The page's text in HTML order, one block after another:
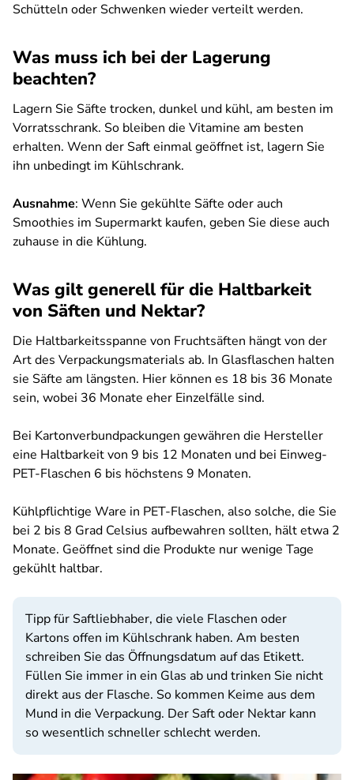
Schütteln oder Schwenken wieder verteilt werden.
Was muss ich bei der Lagerung
beachten?
Lagern Sie Säfte trocken, dunkel und kühl, am besten im
Vorratsschrank. So bleiben die Vitamine am besten
erhalten. Wenn der Saft einmal geöffnet ist, lagern Sie
ihn unbedingt im Kühlschrank.
Ausnahme: Wenn Sie gekühlte Säfte oder auch
Smoothies im Supermarkt kaufen, geben Sie diese auch
zuhause in die Kühlung.
Was gilt generell für die Haltbarkeit
von Säften und Nektar?
Die Haltbarkeitsspanne von Fruchtsäften hängt von der
Art des Verpackungsmaterials ab. In Glasflaschen halten
sie Säfte am längsten. Hier können es 18 bis 36 Monate
sein, wobei 36 Monate eher Einzelfälle sind.
Bei Kartonverbundpackungen gewähren die Hersteller
eine Haltbarkeit von 9 bis 12 Monaten und bei Einweg-
PET-Flaschen 6 bis höchstens 9 Monaten.
Kühlpflichtige Ware in PET-Flaschen, also solche, die Sie
bei 2 bis 8 Grad Celsius aufbewahren sollten, hält etwa 2
Monate. Geöffnet sind die Produkte nur wenige Tage
gekühlt haltbar.
Tipp für Saftliebhaber, die viele Flaschen oder
Kartons offen im Kühlschrank haben. Am besten
schreiben Sie das Öffnungsdatum auf das Etikett.
Füllen Sie immer in ein Glas ab und trinken Sie nicht
direkt aus der Flasche. So kommen Keime aus dem
Mund in die Verpackung. Der Saft oder Nektar kann
so wesentlich schneller schlecht werden.